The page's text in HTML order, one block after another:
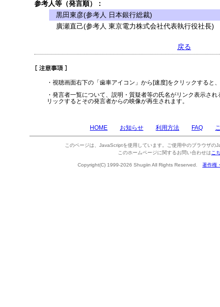
参考人等（発言順）：
黒田東彦(参考人 日本銀行総裁)
廣瀬直己(参考人 東京電力株式会社代表執行役社長)
戻る
・視聴画面右下の「歯車アイコン」から[速度]をクリックすると
・発言者一覧について、説明・質疑者等の氏名がリンク表示さ
リックするとその発言者からの映像が再生されます。
HOME お知らせ 利用方法 FAQ
このページは、JavaScriptを使用しています。ご使用中のブラウザの
このホームページに関するお問い合わせは こ
Copyright(C) 1999-2026 Shugiin All Rights Reserved. 著作権